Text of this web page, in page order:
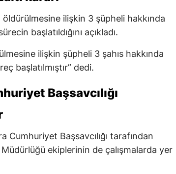
öldürülmesine ilişkin 3 şüpheli hakkında
başlatıldığını açıkladı.
ilişkin şüpheli 3 şahıs hakkında
başlatılmıştır” dedi.
Başsavcılığı
Başsavcılığı tarafından
ekiplerinin de çalışmalarda yer